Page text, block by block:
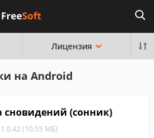
Лицензия
на Android
сновидений (сонник)
(10.55 МБ)